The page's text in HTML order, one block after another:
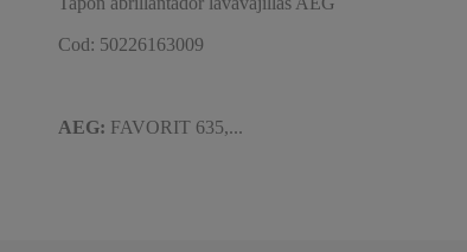
Cod: 50226163009
AEG: FAVORIT 635,...